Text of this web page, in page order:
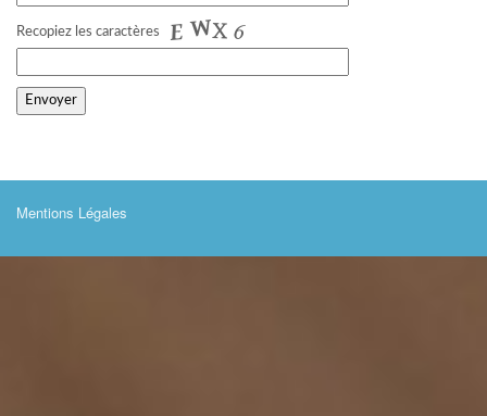
Recopiez les caractères
Mentions Légales